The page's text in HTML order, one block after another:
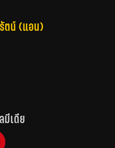
ตน์ (แอน)
มีเดีย